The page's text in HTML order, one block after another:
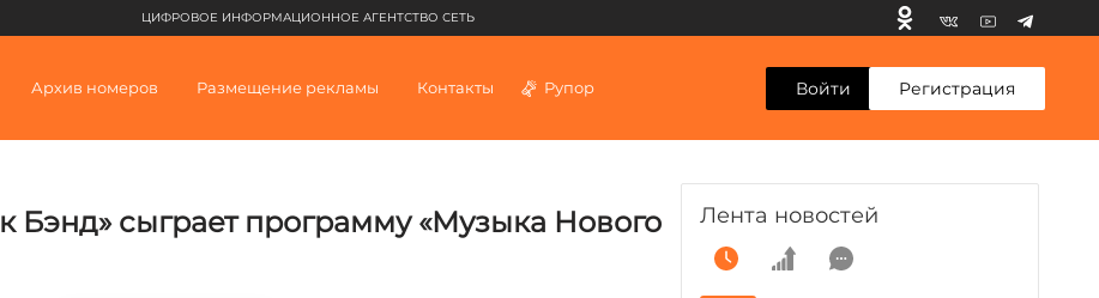
ЦИФРОВОЕ ИНФОРМАЦИОННОЕ АГЕНТСТВО СЕТЬ
Архив номеров Размещение рекламы Контакты Рупор Войти Регистрация
сыграет программу «Музыка Нового
Лента новостей